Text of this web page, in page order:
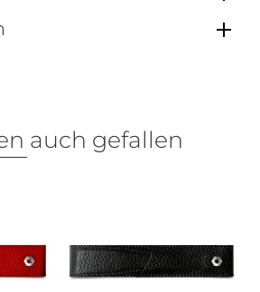
auch gefallen